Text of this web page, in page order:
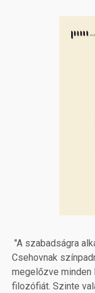
"A szabadságra
Csehovnak
megelőzve minden
filozófiát. Szinte